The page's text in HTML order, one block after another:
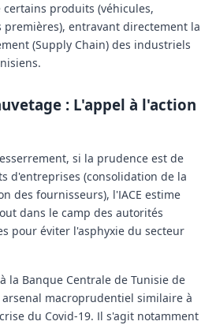
produits (véhicules,
entravant directement la
(Supply Chain) des industriels
: L'appel à l'action
si la prudence est de
d'entreprises (consolidation de la
des fournisseurs), l'IACE estime
dans le camp des autorités
pour éviter l'asphyxie du secteur
la Banque Centrale de Tunisie de
macroprudentiel similaire à
du Covid-19. Il s'agit notamment